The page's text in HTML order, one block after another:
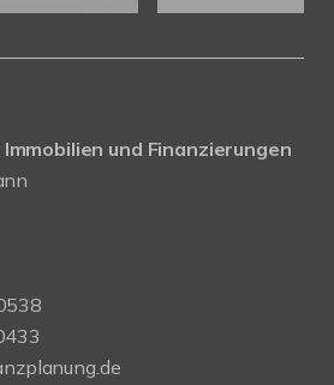
und Finanzierungen